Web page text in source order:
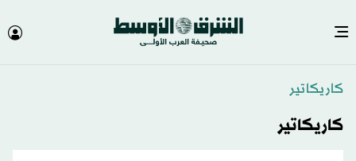
كاريكاتير
كاريكاتير